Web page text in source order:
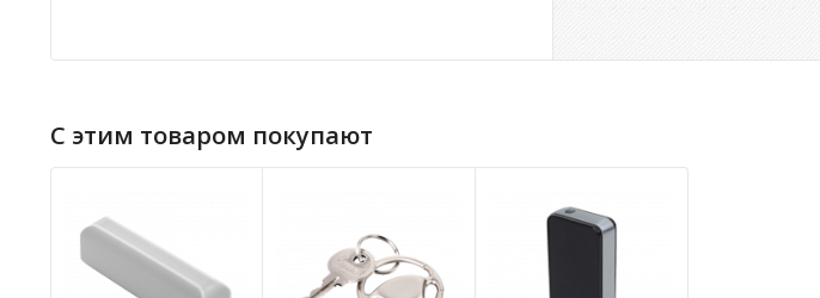
С этим товаром покупают